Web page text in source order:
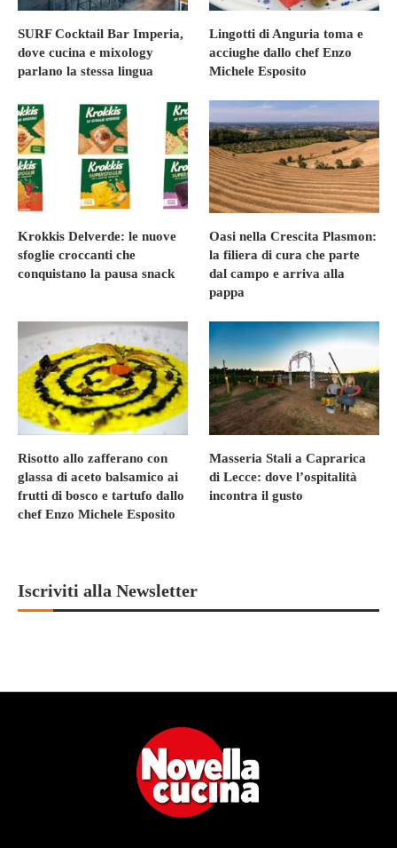
SURF Cocktail Bar Imperia,
dove cucina e mixology
parlano la stessa lingua
Lingotti di Anguria toma e
acciughe dallo chef Enzo
Michele Esposito
Krokkis Delverde: le nuove
sfoglie croccanti che
conquistano la pausa snack
Oasi nella Crescita Plasmon:
la filiera di cura che parte
dal campo e arriva alla
pappa
Risotto allo zafferano con
glassa di aceto balsamico ai
frutti di bosco e tartufo dallo
chef Enzo Michele Esposito
Masseria Stali a Caprarica
di Lecce: dove l’ospitalità
incontra il gusto
Iscriviti alla Newsletter